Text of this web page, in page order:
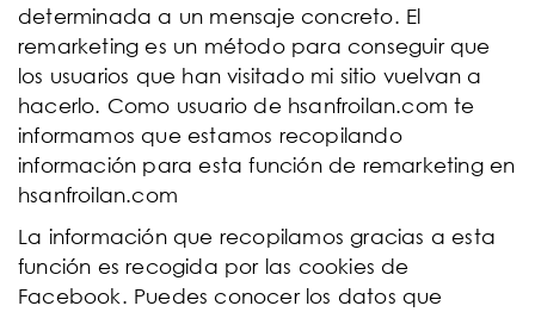
determinada a un mensaje concreto. El
remarketing es un método para conseguir que
los usuarios que han visitado mi sitio vuelvan a
hacerlo. Como usuario de hsanfroilan.com te
informamos que estamos recopilando
información para esta función de remarketing en
hsanfroilan.com
La información que recopilamos gracias a esta
función es recogida por las cookies de
Facebook. Puedes conocer los datos que